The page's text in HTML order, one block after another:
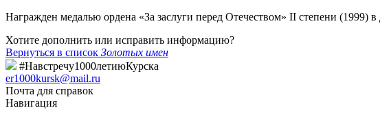
Награжден медалью ордена «За заслуги перед Отечеством» II степени (1999)
Хотите дополнить или исправить информацию?
Вернуться в список Золотых имен
#Навстречу1000летиюКурска
er1000kursk@mail.ru
Почта для справок
Навигация